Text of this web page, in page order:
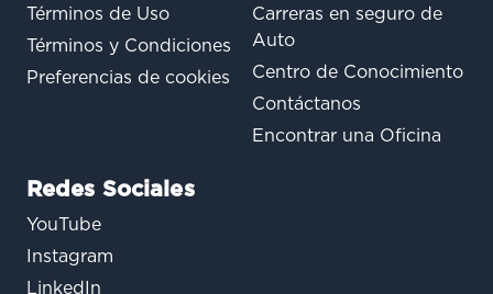
Términos de Uso
Términos y Condiciones
Preferencias de cookies
Carreras en seguro de
Auto
Centro de Conocimiento
Contáctanos
Encontrar una Oficina
Redes Sociales
YouTube
Instagram
LinkedIn